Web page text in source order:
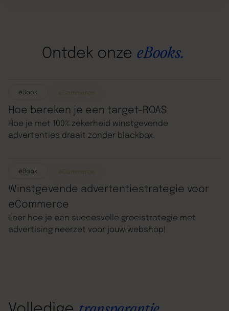
Ontdek onze eBooks.
eBook eCommerce
Hoe bereken je een target-ROAS
Hoe je met 100% zekerheid winstgevende
advertenties draait zonder blackbox.
eBook eCommerce
Winstgevende advertentiestrategie voor
eCommerce
Leer hoe je een succesvolle groeistrategie met
advertising neerzet voor jouw webshop!